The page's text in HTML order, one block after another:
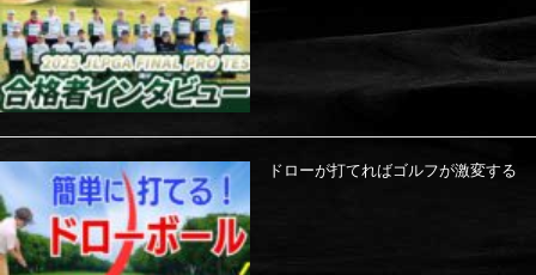
ドローが打てればゴルフが激変する